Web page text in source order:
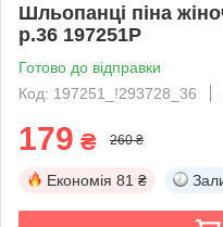
Шльопанці піна
р.36 197251P
Готово до відправки
Код: 197251_!293728_36
179 ₴ 260 ₴
Економія 81 ₴